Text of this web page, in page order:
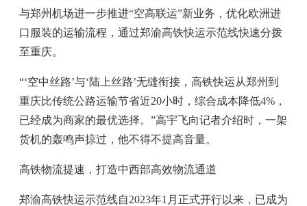
与郑州机场进一步推进“空高联运”新业务，优化欧洲进
口服装的运输流程，通过郑渝高铁快运示范线快速分拨
至重庆。
“‘空中丝路’与‘陆上丝路’无缝衔接，高铁快运从郑州到
重庆比传统公路运输节省近20小时，综合成本降低4%，
已经成为商家的最优选择。”高宇飞向记者介绍时，一架
货机的轰鸣声掠过，他不得不提高音量。
高铁物流提速，打造中西部高效物流通道
郑渝高铁快运示范线自2023年1月正式开行以来，已成为